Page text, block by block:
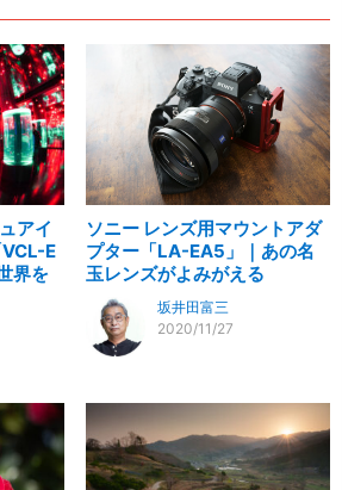
アイ
E
界を
ソニー レンズ用マウントアダ
プター「LA-EA5」｜あの名
玉レンズがよみがえる
坂井田富三
2020/11/27